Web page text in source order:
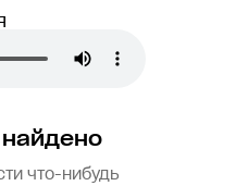
найдено
что-нибудь